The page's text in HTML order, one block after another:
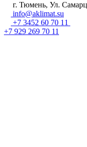
г. Тюмень, Ул.
info@aklimat.su
+7 3452 60 70 11
+7 929 269 70 11